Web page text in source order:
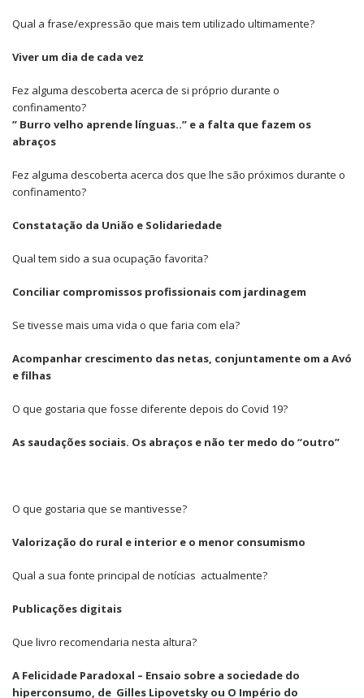
Qual a frase/expressão que mais tem utilizado ultimamente?
Viver um dia de cada vez
Fez alguma descoberta acerca de si próprio durante o
confinamento?
” Burro velho aprende línguas..” e a falta que fazem os
abraços
Fez alguma descoberta acerca dos que lhe são próximos durante o
confinamento?
Constatação da União e Solidariedade
Qual tem sido a sua ocupação favorita?
Conciliar compromissos profissionais com jardinagem
Se tivesse mais uma vida o que faria com ela?
Acompanhar crescimento das netas, conjuntamente om a Avó
e filhas
O que gostaria que fosse diferente depois do Covid 19?
As saudações sociais. Os abraços e não ter medo do “outro”
O que gostaria que se mantivesse?
Valorização do rural e interior e o menor consumismo
Qual a sua fonte principal de notícias actualmente?
Publicações digitais
Que livro recomendaria nesta altura?
A Felicidade Paradoxal – Ensaio sobre a sociedade do
hiperconsumo, de Gilles Lipovetsky ou O Império do